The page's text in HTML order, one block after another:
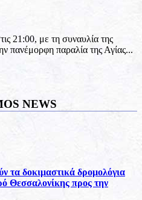
21:00, με τη συναυλία της
πανέμορφη παραλία της Αγίας...
NEWS
τα δοκιμαστικά δρομολόγια
Θεσσαλονίκης προς την